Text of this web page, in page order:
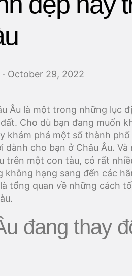
· October 29, 2022
Âu là một trong những lục
Cho dù bạn đang muốn
khám phá một số thành
dành cho bạn ở Châu Âu.
trên một con tàu, có rất
không hạng sang đến các
tổng quan về những cách
đang thay